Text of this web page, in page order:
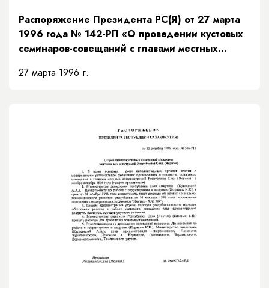
Распоряжение Президента РС(Я) от 27 марта
1996 года № 142-РП «О проведении кустовых
семинаров-совещаний с главами местных
27 марта 1996 г.